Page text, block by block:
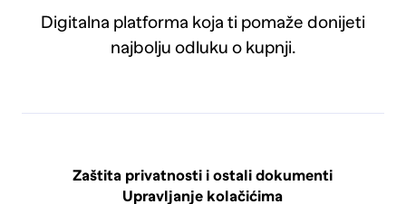
Digitalna platforma koja ti pomaže donijeti
najbolju odluku o kupnji.
Zaštita privatnosti i ostali dokumenti
Upravljanje kolačićima